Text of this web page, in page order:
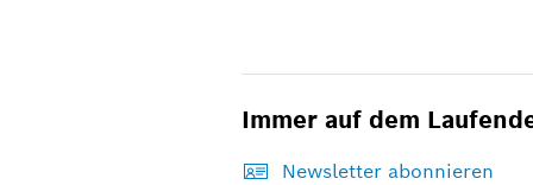
Immer auf dem
Newsletter abonnieren